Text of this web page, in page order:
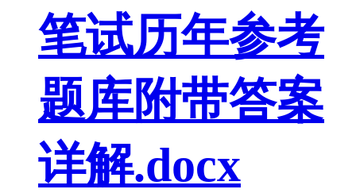
笔试历年参考
题库附带答案
详解.docx